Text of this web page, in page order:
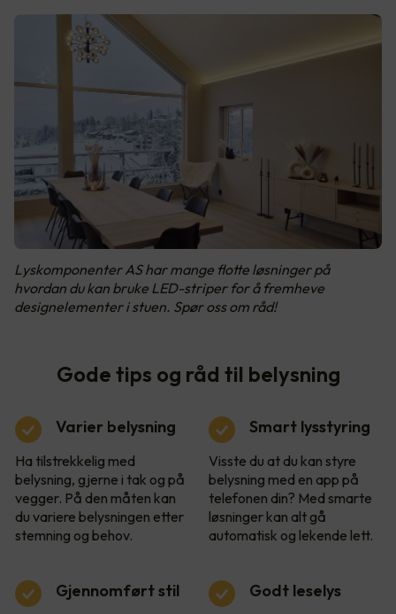
Lyskomponenter AS har mange flotte løsninger på
hvordan du kan bruke LED-striper for å fremheve
designelementer i stuen. Spør oss om råd!
Gode tips og råd til belysning
Varier belysning
Ha tilstrekkelig med
belysning, gjerne i tak og på
vegger. På den måten kan
du variere belysningen etter
stemning og behov.
Smart lysstyring
Visste du at du kan styre
belysning med en app på
telefonen din? Med smarte
løsninger kan alt gå
automatisk og lekende lett.
Gjennomført stil Godt leselys